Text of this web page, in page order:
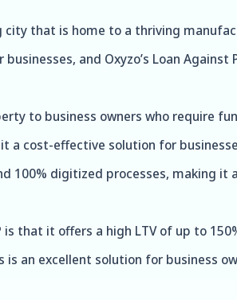
that is home to a thriving
and Oxyzo’s Loan
to business owners who require
a cost-effective solution for
100% digitized processes, making it
is that it offers a high LTV of up to
an excellent solution for business